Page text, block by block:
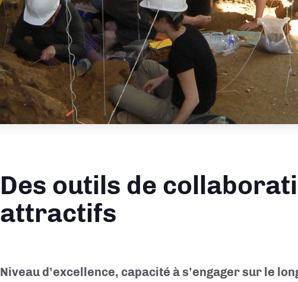
Des outils de
attractifs
Niveau d’excellence, capacité à s’engager sur le